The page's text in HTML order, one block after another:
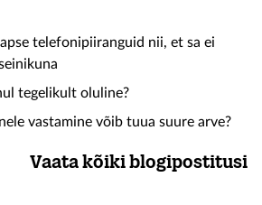
telefonipiiranguid nii, et sa ei
tegelikult oluline?
vastamine võib tuua suure arve?
Vaata kõiki blogipostitusi